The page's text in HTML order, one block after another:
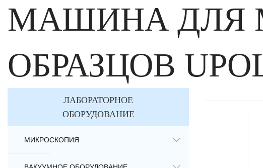
МАШИНА ДЛЯ
ОБРАЗЦОВ
ЛАБОРАТОРНОЕ
ОБОРУДОВАНИЕ
МИКРОСКОПИЯ